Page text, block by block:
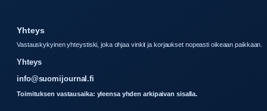
Yhteys
Vastauskykyinen yhteystiski, joka ohjaa vinkit ja korjaukset nopeasti oikeaan paikkaan.
Yhteys
info@suomijournal.fi
Toimituksen vastausaika: yleensa yhden arkipaivan sisalla.